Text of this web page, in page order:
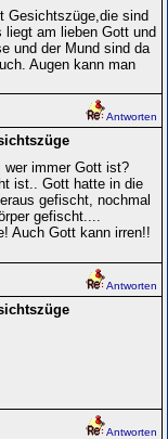
Gesichtszüge,die sind
am lieben Gott und
und der Mund sind da
Augen kann man
Antworten
wer immer Gott ist?
ist.. Gott hatte in die
gefischt, nochmal
gefischt....
Auch Gott kann irren!!
Antworten
Antworten